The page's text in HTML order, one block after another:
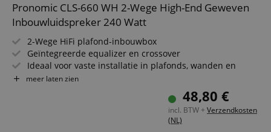
Pronomic CLS-660 WH 2-Wege High-End Geweven
Inbouwluidspreker 240 Watt
2-Wege HiFi plafond-inbouwbox
Geïntegreerde equalizer en crossover
Ideaal voor vaste installatie in plafonds, wanden en
voertuigen
6,5" (165 mm) geweven woofer, 1,2" (30 mm) zijden
meer laten zien
48,80 €
incl. BTW + Verzendkosten
(NL)